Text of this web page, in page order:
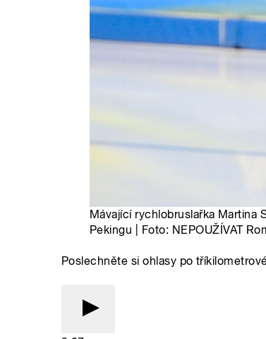
Mávající rychlobruslařka Martina
Pekingu | Foto: NEPOUŽÍVAT
Poslechněte si ohlasy po